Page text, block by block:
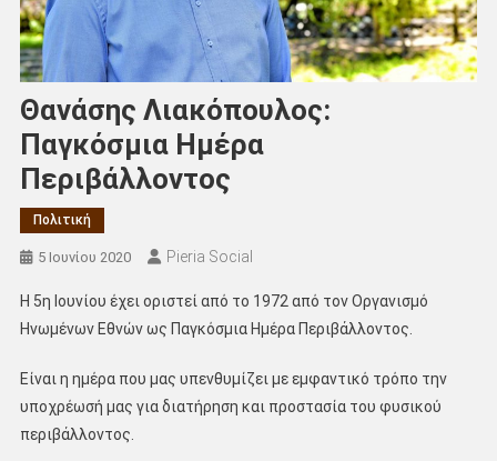
Θανάσης Λιακόπουλος:
Παγκόσμια Ημέρα
Περιβάλλοντος
Πολιτική
5 Ιουνίου 2020 Pieria Social
Η 5η Ιουνίου έχει οριστεί από το 1972 από τον Οργανισμό
Ηνωμένων Εθνών ως Παγκόσμια Ημέρα Περιβάλλοντος.
Είναι η ημέρα που μας υπενθυμίζει με εμφαντικό τρόπο την
υποχρέωσή μας για διατήρηση και προστασία του φυσικού
περιβάλλοντος.